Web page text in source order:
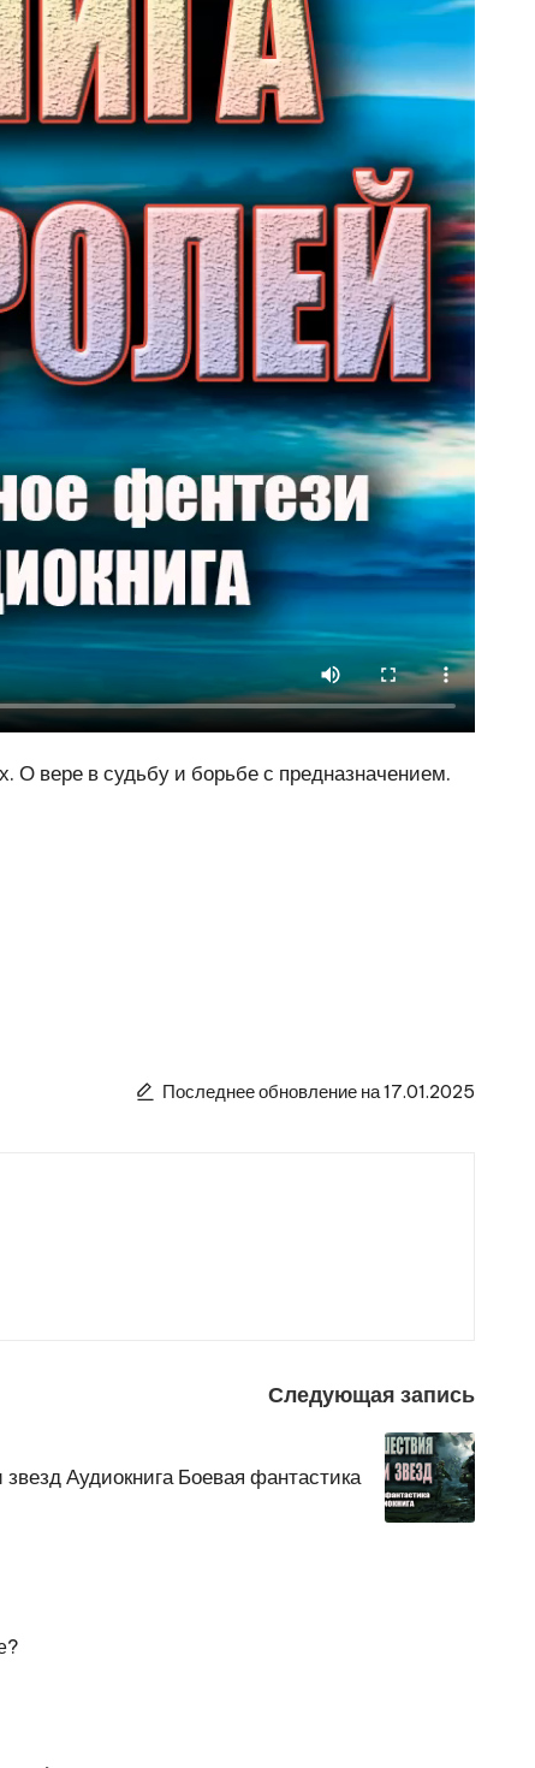
О вере в судьбу и борьбе с предназначением.
Последнее обновление на 17.01.2025
Следующая запись
Аудиокнига Боевая фантастика